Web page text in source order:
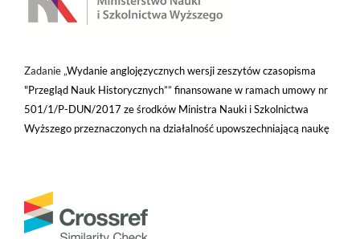
Zadanie „Wydanie anglojęzycznych wersji zeszytów czasopisma
"Przegląd Nauk Historycznych”” finansowane w ramach umowy nr
501/1/P-DUN/2017 ze środków Ministra Nauki i Szkolnictwa
Wyższego przeznaczonych na działalność upowszechniającą naukę